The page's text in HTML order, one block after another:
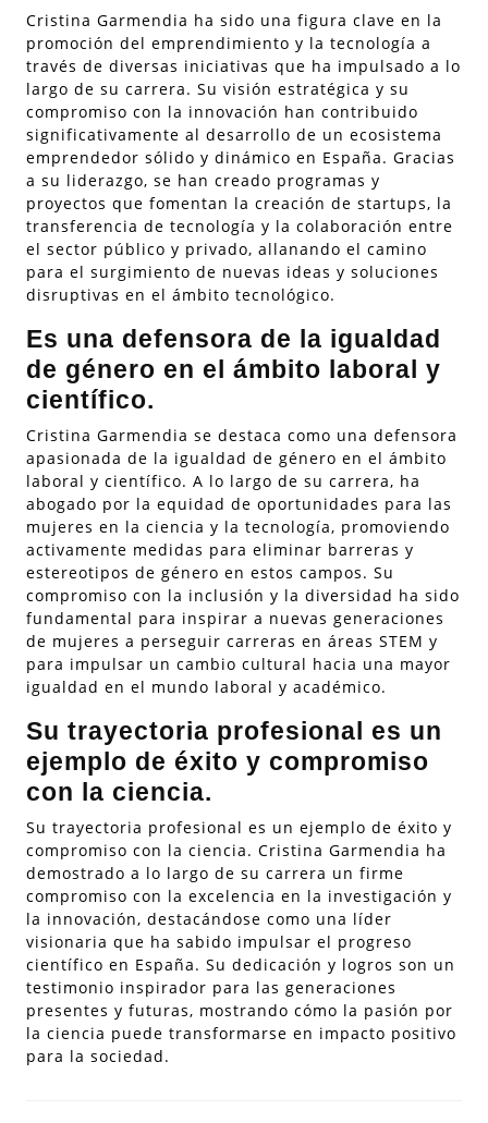
Cristina Garmendia ha sido una figura clave en la
promoción del emprendimiento y la tecnología a
través de diversas iniciativas que ha impulsado a lo
largo de su carrera. Su visión estratégica y su
compromiso con la innovación han contribuido
significativamente al desarrollo de un ecosistema
emprendedor sólido y dinámico en España. Gracias
a su liderazgo, se han creado programas y
proyectos que fomentan la creación de startups, la
transferencia de tecnología y la colaboración entre
el sector público y privado, allanando el camino
para el surgimiento de nuevas ideas y soluciones
disruptivas en el ámbito tecnológico.
Es una defensora de la igualdad
de género en el ámbito laboral y
científico.
Cristina Garmendia se destaca como una defensora
apasionada de la igualdad de género en el ámbito
laboral y científico. A lo largo de su carrera, ha
abogado por la equidad de oportunidades para las
mujeres en la ciencia y la tecnología, promoviendo
activamente medidas para eliminar barreras y
estereotipos de género en estos campos. Su
compromiso con la inclusión y la diversidad ha sido
fundamental para inspirar a nuevas generaciones
de mujeres a perseguir carreras en áreas STEM y
para impulsar un cambio cultural hacia una mayor
igualdad en el mundo laboral y académico.
Su trayectoria profesional es un
ejemplo de éxito y compromiso
con la ciencia.
Su trayectoria profesional es un ejemplo de éxito y
compromiso con la ciencia. Cristina Garmendia ha
demostrado a lo largo de su carrera un firme
compromiso con la excelencia en la investigación y
la innovación, destacándose como una líder
visionaria que ha sabido impulsar el progreso
científico en España. Su dedicación y logros son un
testimonio inspirador para las generaciones
presentes y futuras, mostrando cómo la pasión por
la ciencia puede transformarse en impacto positivo
para la sociedad.